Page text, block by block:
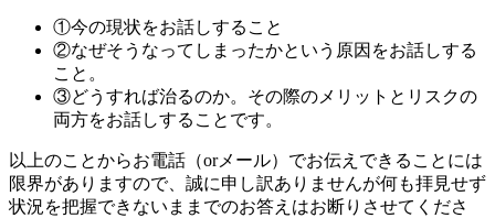
①今の現状をお話しすること
②なぜそうなってしまったかという原因をお話しする
こと。
③どうすれば治るのか。その際のメリットとリスクの
両方をお話しすることです。
以上のことからお電話（orメール）でお伝えできることには
限界がありますので、誠に申し訳ありませんが何も拝見せず
状況を把握できないままでのお答えはお断りさせてくださ